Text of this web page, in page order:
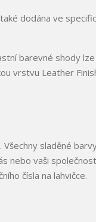
dodána ve
barevné shody lze
vrstvu Leather
sladěné
nebo vaši
čísla na lahvičce.